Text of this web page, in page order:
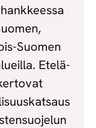
Suomen
Etelä-